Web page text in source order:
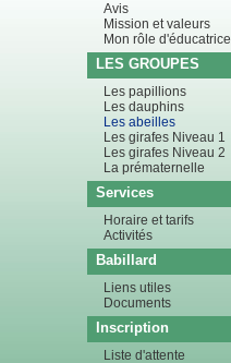
Avis
Mission et valeurs
Mon rôle d'éducatrice
LES GROUPES
Les papillions
Les dauphins
Les abeilles
Les girafes Niveau 1
Les girafes Niveau 2
La prématernelle
Services
Horaire et tarifs
Activités
Babillard
Liens utiles
Documents
Inscription
Liste d'attente